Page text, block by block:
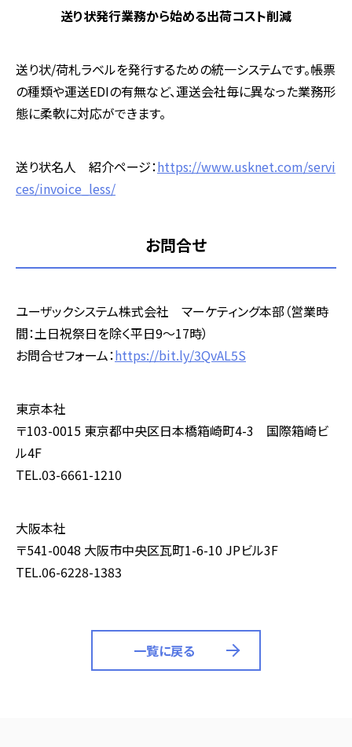
送り状発行業務から始める出荷コスト削減
送り状/荷札ラベルを発行するための統一システムです。帳票
の種類や運送EDIの有無など、運送会社毎に異なった業務形
態に柔軟に対応ができます。
送り状名人 紹介ページ：https://www.usknet.com/servi
ces/invoice_less/
お問合せ
ユーザックシステム株式会社 マーケティング本部（営業時
間：土日祝祭日を除く平日9～17時）
お問合せフォーム：https://bit.ly/3QvAL5S
東京本社
〒103-0015 東京都中央区日本橋箱崎町4-3 国際箱崎ビ
ル4F
TEL.03-6661-1210
大阪本社
〒541-0048 大阪市中央区瓦町1-6-10 JPビル3F
TEL.06-6228-1383
一覧に戻る